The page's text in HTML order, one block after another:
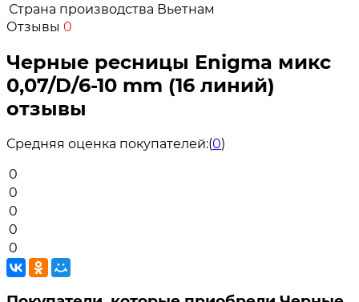
Страна производства Вьетнам
Отзывы 0
Черные ресницы Enigma микс
0,07/D/6-10 mm (16 линий)
отзывы
Средняя оценка покупателей:(0)
0
0
0
0
0